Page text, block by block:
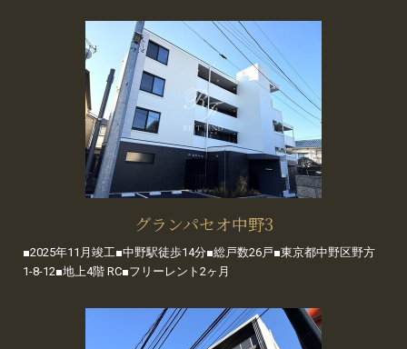
グランパセオ中野3
■2025年11月竣工■中野駅徒歩14分■総戸数26戸■東京都中野区野方
1-8-12■地上4階 RC■フリーレント2ヶ月